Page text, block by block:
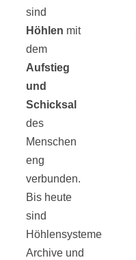
sind
Höhlen mit
dem
Aufstieg
und
Schicksal
des
Menschen
eng
verbunden.
Bis heute
sind
Höhlensysteme
Archive und